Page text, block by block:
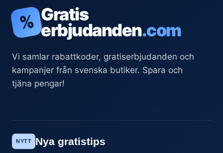
% Gratis
erbjudanden.com
Vi samlar rabattkoder, gratiserbjudanden och
kampanjer från svenska butiker. Spara och
tjäna pengar!
NYTT Nya gratistips